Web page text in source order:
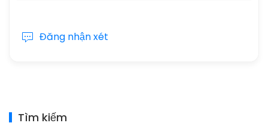
Đăng nhận xét
Tìm kiếm